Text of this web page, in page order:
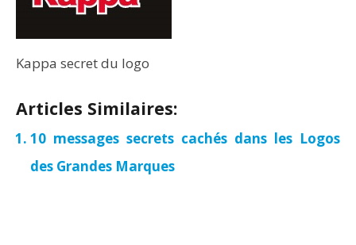
Kappa secret du logo
Articles Similaires:
10 messages secrets cachés dans les Logos
des Grandes Marques